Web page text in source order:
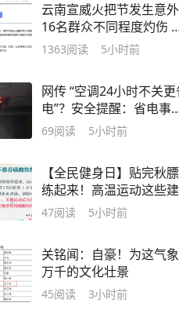
云南宣威火把节发生意外
16名群众不同程度灼伤
方通报
1363阅读 5小时前
网传 “空调24小时不关更
电”？安全提醒：省电事
小，防火事大！
69阅读 5小时前
【全民健身日】贴完秋膘
练起来！高温运动这些建
议请查收
47阅读 5小时前
关铭闻：自豪！为这气象
万千的文化壮景
45阅读 3小时前